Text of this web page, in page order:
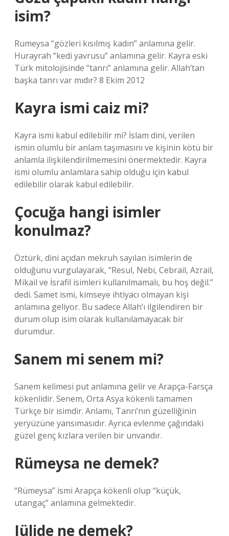
isim?
Rumeysa “gözleri kısılmış kadın” anlamına gelir.
Hurayrah “kedi yavrusu” anlamına gelir. Kayra eski
Türk mitolojisinde “tanrı” anlamına gelir. Allah’tan
başka tanrı var mıdır? 8 Ekim 2012
Kayra ismi caiz mi?
Kayra ismi kabul edilebilir mi? İslam dini, verilen
ismin olumlu bir anlam taşımasını ve kişinin kötü bir
anlamla ilişkilendirilmemesini önermektedir. Kayra
ismi olumlu anlamlara sahip olduğu için kabul
edilebilir olarak kabul edilebilir.
Çocuğa hangi isimler
konulmaz?
Öztürk, dini açıdan mekruh sayılan isimlerin de
olduğunu vurgulayarak, “Resul, Nebi, Cebrail, Azrail,
Mikail ve İsrafil isimleri kullanılmamalı, bu hoş değil.”
dedi. Samet ismi, kimseye ihtiyacı olmayan kişi
anlamına geliyor. Bu sadece Allah’ı ilgilendiren bir
durum olup isim olarak kullanılamayacak bir
durumdur.
Sanem mi senem mi?
Sanem kelimesi put anlamına gelir ve Arapça-Farsça
kökenlidir. Senem, Orta Asya kökenli tamamen
Türkçe bir isimdir. Anlamı, Tanrı’nın güzelliğinin
yeryüzüne yansımasıdır. Ayrıca evlenme çağındaki
güzel genç kızlara verilen bir unvandır.
Rümeysa ne demek?
“Rümeysa” ismi Arapça kökenli olup “küçük,
utangaç” anlamına gelmektedir.
Jülide ne demek?